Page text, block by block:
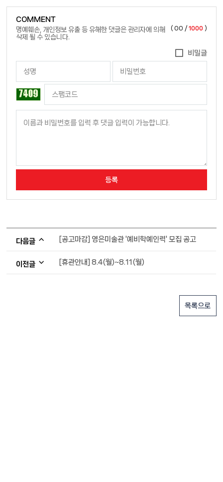
COMMENT
명예훼손, 개인정보 유출 등 유해한 댓글은 관리자에 의해
삭제 될 수 있습니다.
(00 /1000 )
비밀글
다음글 [공고마감] 영은미술관 '예비학예인력' 모집 공고
이전글 [휴관안내] 8.4(월)~8.11(월)
목록으로